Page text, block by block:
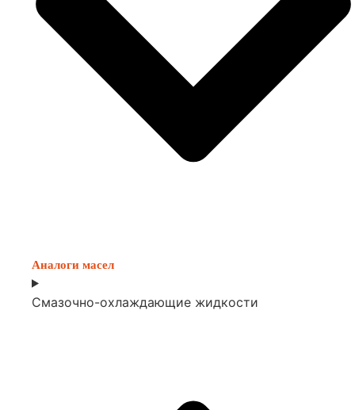
Аналоги масел
Смазочно-охлаждающие жидкости